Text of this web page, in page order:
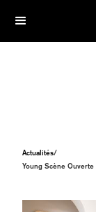
Actualités/
Young Scène